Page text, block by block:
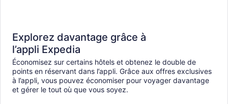
Explorez davantage grâce à
l’appli Expedia
Économisez sur certains hôtels et obtenez le double de
points en réservant dans l’appli. Grâce aux offres exclusives
à l’appli, vous pouvez économiser pour voyager davantage
et gérer le tout où que vous soyez.